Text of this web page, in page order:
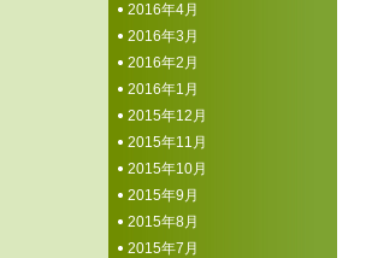
2016年4月
2016年3月
2016年2月
2016年1月
2015年12月
2015年11月
2015年10月
2015年9月
2015年8月
2015年7月